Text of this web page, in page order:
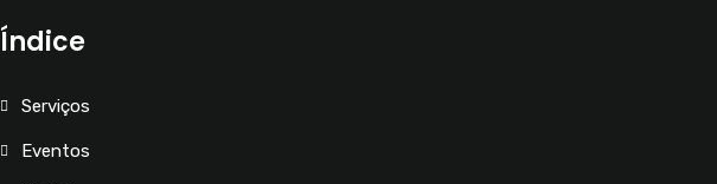
Índice
Serviços
Eventos